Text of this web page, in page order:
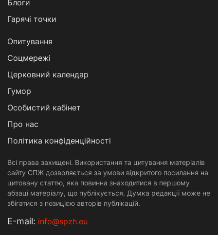
Блоги
Гарячі точки
Опитування
Соцмережі
Церковний календар
Гумор
Особистий кабінет
Про нас
Політика конфіденційності
Всі права захищені. Використання та цитування матеріалів
сайту СПЖ дозволяється за умови відкритого посилання на
цитовану статтю, яка повинна знаходитися в першому
абзаці матеріалу, що публікується. Думка редакції може не
збігатися з позицією авторів публікацій.
Е-mail: info@spzh.eu